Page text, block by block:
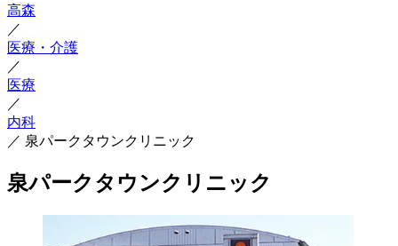
高森
／
医療・介護
／
医療
／
内科
／ 泉パークタウンクリニック
泉パークタウンクリニック